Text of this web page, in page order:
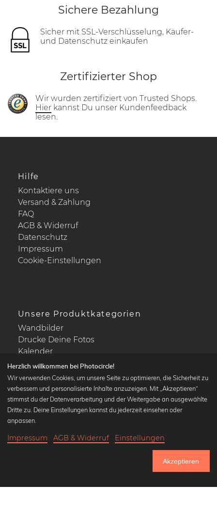
Bis Donnerstag: 20% Rabatt auf alle Bilder
Sichere Bezahlung
Sicher mit SSL-Verschlüsselung, Käufer-
und Datenschutz einkaufen
Zertifizierter Shop
Wir wurden zertifiziert von Trusted Shops.
Hier kannst Du unser Kundenfeedback
lesen.
Hilfe
Kontaktiere uns
Versand & Zahlung
FAQ
AGB & Widerruf
Datenschutz
Impressum
Cookie-Einstellungen
Unsere Produktkategorien
Wandbilder
Drucke Deine Fotos
Kalender
Beliebte Kollektionen
Wandbilder in schwarz-weiß
Klassiker der Kunstgeschichte
Herzlich willkommen bei Photocircle!
Wir verwenden Cookies, um unsere Seite zu optimieren, die Sicherheit zu
verbessern und personalisierte Inhalte anzuzeigen. Mit „Akzeptieren“
stimmst du der Datenverarbeitung und der Weitergabe an ausgewählte
Dritte zu. Deine Einstellungen kannst du jederzeit einsehen oder
anpassen.
Impressum AGB & Widerruf Einstellungen
Akzeptieren